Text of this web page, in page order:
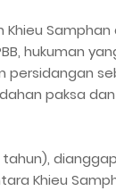
Khieu
hukuman
persidangan
paksa
tahun),
Khieu